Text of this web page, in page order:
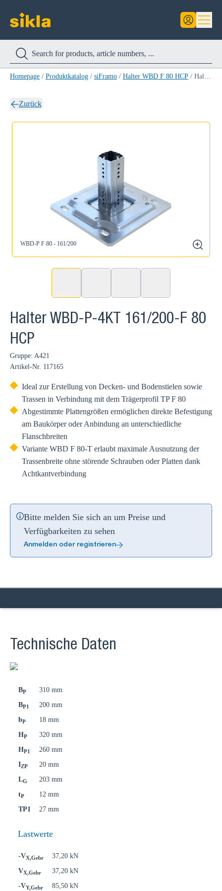
Homepage / Produktkatalog / siFramo / Halter WBD F 80 HCP / Halter WBD-P-4KT 161/200-F 80 HCP
Zurück
WBD-P F 80 - 161/200
zoom
Halter WBD-P-4KT 161/200-F 80
HCP
Gruppe: A421
Artikel-Nr. 117165
Ideal zur Erstellung von Decken- und Bodenstielen sowie
Trassen in Verbindung mit dem Trägerprofil TP F 80
Abgestimmte Plattengrößen ermöglichen direkte Befestigung
am Baukörper oder Anbindung an unterschiedliche
Flanschbreiten
Variante WBD F 80-T erlaubt maximale Ausnutzung der
Trassenbreite ohne störende Schrauben oder Platten dank
Achtkantverbindung
Bitte melden Sie sich an um Preise und
Verfügbarkeiten zu sehen
Anmelden oder registrieren
Technische Daten
BP
310 mm
BP1
200 mm
bP
18 mm
HP
320 mm
HP1
260 mm
IZP
20 mm
LG
203 mm
tP
12 mm
TP1
27 mm
Lastwerte
-VX,Gebr
37,20 kN
VX,Gebr
37,20 kN
-VY,Gebr 85,50 kN